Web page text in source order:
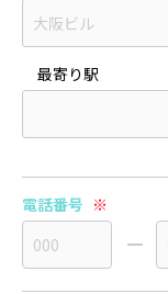
最寄り駅
電話番号 ※